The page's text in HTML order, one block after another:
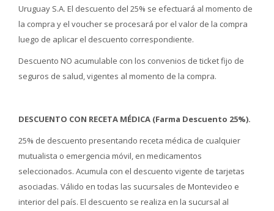
Uruguay S.A. El descuento del 25% se efectuará al momento de
la compra y el voucher se procesará por el valor de la compra
luego de aplicar el descuento correspondiente.
Descuento NO acumulable con los convenios de ticket fijo de
seguros de salud, vigentes al momento de la compra.
DESCUENTO CON RECETA MÉDICA (Farma Descuento 25%).
25% de descuento presentando receta médica de cualquier
mutualista o emergencia móvil, en medicamentos
seleccionados. Acumula con el descuento vigente de tarjetas
asociadas. Válido en todas las sucursales de Montevideo e
interior del país. El descuento se realiza en la sucursal al